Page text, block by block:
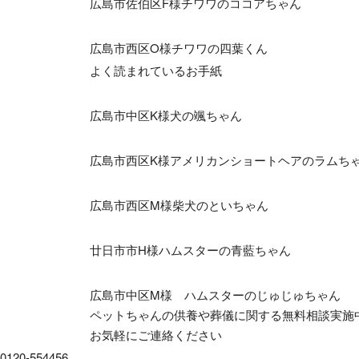
広島市西区O様チワワの四葉くん
よく読まれているお手紙
広島市中区K様犬の颯ちゃん
広島市西区K様アメリカンショートヘアのラムち
広島市西区M様柴犬のといちゃん
廿日市市H様ハムスターの青藍ちゃん
広島市中区M様 ハムスターのじゅじゅちゃん
ペットちゃんの供養や葬儀に関する無料相談実施
お気軽にご連絡ください